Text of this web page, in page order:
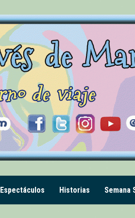
Espectáculos Historias Semana